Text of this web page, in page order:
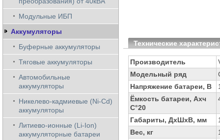
Технические
Производитель
Модельный ряд
Напряжение батареи, В
Ёмкость батареи, Ахч
С°20
Габариты, ДхШхВ, мм
Вес, кг
Модульные ИБП
Аккумуляторы
Буферные аккумуляторы
Тяговые аккумуляторы
Автомобильные
аккумуляторы
Никелево-кадмиевые (Ni-Cd)
аккумуляторы
Литиево-ионные (Li-Ion)
аккумуляторные батареи